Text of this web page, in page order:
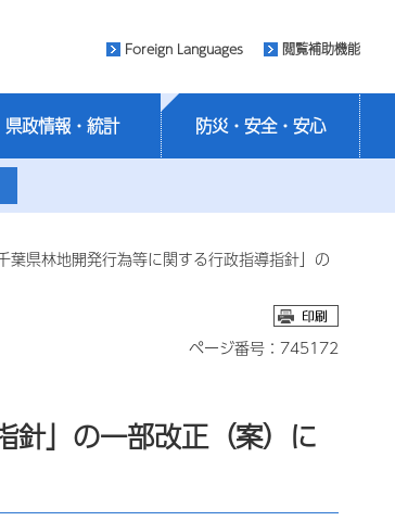
Foreign Languages 閲覧補助機能
県政情報・統計 防災・安全・安心
県林地開発行為等に関する行政指導指針」の
ページ番号：745172
針」の一部改正（案）に